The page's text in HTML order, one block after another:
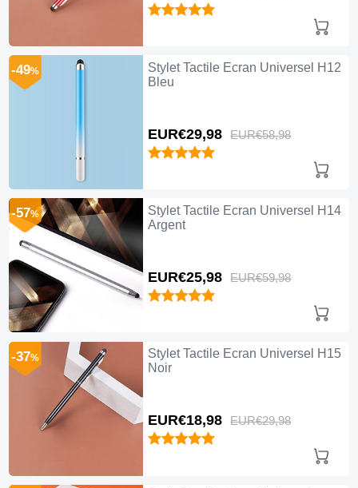
Stylet Tactile Ecran Universel H12
Bleu
EUR€29,98 EUR€58,98
-49%
Stylet Tactile Ecran Universel H14
Argent
EUR€25,98 EUR€59,98
-57%
Stylet Tactile Ecran Universel H15
Noir
EUR€18,98 EUR€29,98
-37%